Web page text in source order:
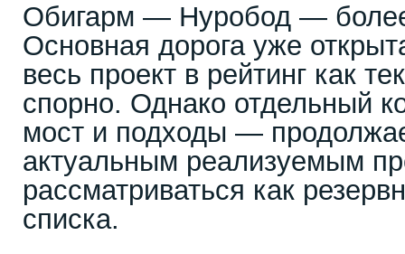
Обигарм — Нуробод —
Основная дорога уже
весь проект в рейтинг как
спорно. Однако отдельный
мост и подходы —
актуальным реализуемым
рассматриваться как
списка.